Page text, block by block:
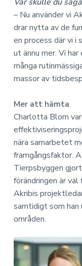
– Nu använder vi
drar nytta av de
en process där vi i
ut ännu mer. Vi
många
massor av
Mer att hämta
Charlotta Blom
nära samarbetet
framgångsfaktor.
Tierpsbyggen
förändringen är
Akribis
samtidigt som han
områden.